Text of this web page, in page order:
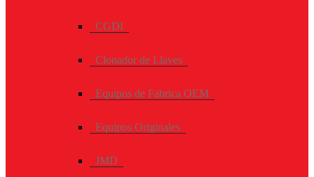
CGDI
Clonador de Llaves
Equipos de Fabrica OEM
Equipos Originales
JMD